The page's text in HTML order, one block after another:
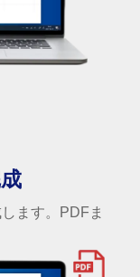
ます。PDFま